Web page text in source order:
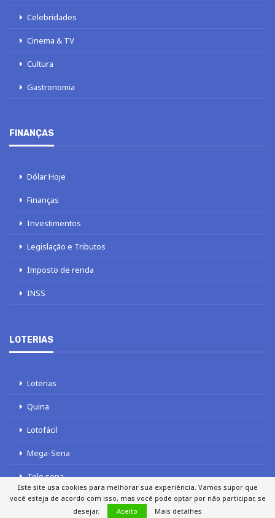
Celebridades
Cinema & TV
Cultura
Gastronomia
FINANÇAS
Dólar Hoje
Finanças
Investimentos
Legislação e Tributos
Imposto de renda
INSS
LOTERIAS
Loterias
Quina
Lotofácil
Mega-Sena
Tele sena
Este site usa cookies para melhorar sua experiência. Vamos supor que
você esteja de acordo com isso, mas você pode optar por não participar, se
desejar.
Aceito Mais detalhes